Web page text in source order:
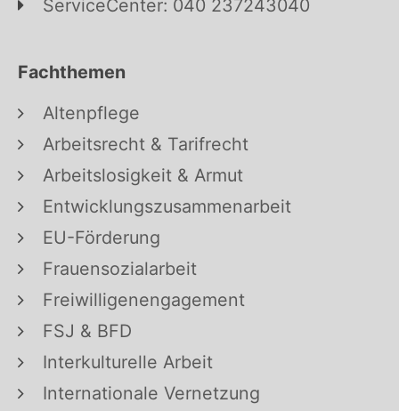
ServiceCenter: 040 237243040
Fachthemen
Altenpflege
Arbeitsrecht & Tarifrecht
Arbeitslosigkeit & Armut
Entwicklungszusammenarbeit
EU-Förderung
Frauensozialarbeit
Freiwilligenengagement
FSJ & BFD
Interkulturelle Arbeit
Internationale Vernetzung